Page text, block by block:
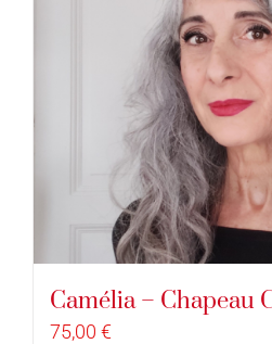
Camélia – Chapeau
75,00 €